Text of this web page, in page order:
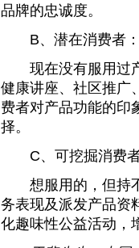
品牌的忠诚度。
B、潜在消费者
现在没有服用过产
健康讲座、社区推广
费者对产品功能的印
择。
C、可挖掘消费
想服用的，但持不
务表现及派发产品资
化趣味性公益活动，